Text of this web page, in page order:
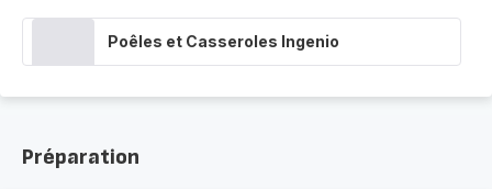
Poêles et Casseroles Ingenio
Préparation